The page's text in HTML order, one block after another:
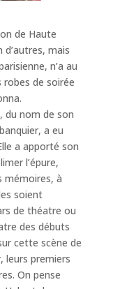
de Haute
mais
n’a au
de soirée
du nom de son
a eu
a apporté son
l’épure,
mémoires, à
soient
de théatre ou
des débuts
cette scène de
leurs premiers
On pense